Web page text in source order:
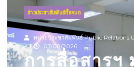
ข่าวประชาสัมพันธ์ทั้งหมด
หน่วยประชาสัมพันธ์ Public Relations
07/08/2026
การสื่อสารฯ